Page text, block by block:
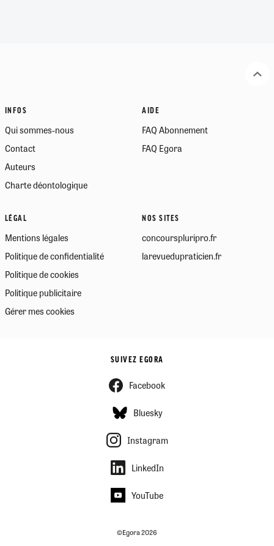
INFOS
Qui sommes-nous
Contact
Auteurs
Charte déontologique
AIDE
FAQ Abonnement
FAQ Egora
LÉGAL
Mentions légales
Politique de confidentialité
Politique de cookies
Politique publicitaire
Gérer mes cookies
NOS SITES
concourspluripro.fr
larevuedupraticien.fr
SUIVEZ EGORA
Facebook
Bluesky
Instagram
LinkedIn
YouTube
©Egora 2026